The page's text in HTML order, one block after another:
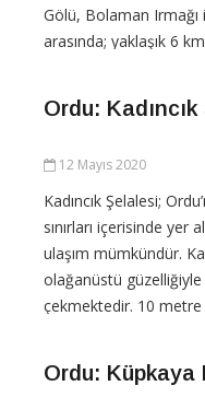
Gölü, Bolaman Irmağı
arasında; yaklaşık 6
Ordu:
12 Mayıs 2020
Kadıncık Şelalesi;
sınırları içerisinde yer
ulaşım mümkündür.
olağanüstü
çekmektedir. 10 metre
Ordu: Küpkaya